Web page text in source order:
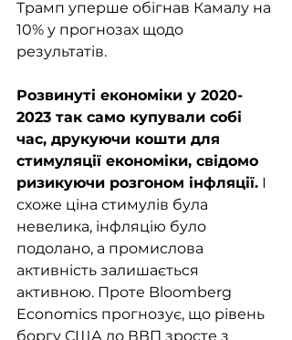
Трамп уперше обігнав Камалу на
10% у прогнозах щодо
результатів.
Розвинуті економіки у 2020-
2023 так само купували собі
час, друкуючи кошти для
стимуляції економіки, свідомо
ризикуючи розгоном інфляції. І
схоже ціна стимулів була
невелика, інфляцію було
подолано, а промислова
активність залишається
активною. Проте Bloomberg
Economics прогнозує, що рівень
боргу США до ВВП зросте з